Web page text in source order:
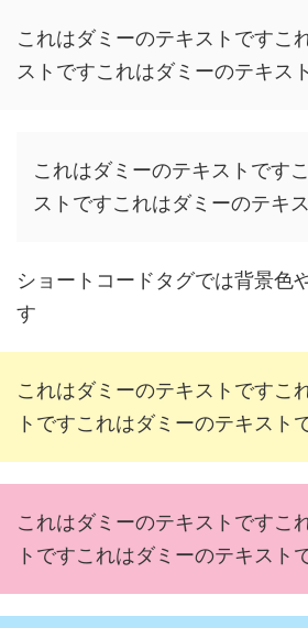
これはダミーのテキストですこ
ストですこれはダミーのテキス
これはダミーのテキストです
ストですこれはダミーのテキ
ショートコードタグでは背景色
す
これはダミーのテキストですこ
トですこれはダミーのテキスト
これはダミーのテキストですこ
トですこれはダミーのテキスト